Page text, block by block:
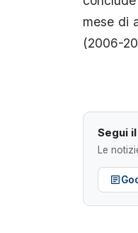
mese di
(2006-
Segui
Le